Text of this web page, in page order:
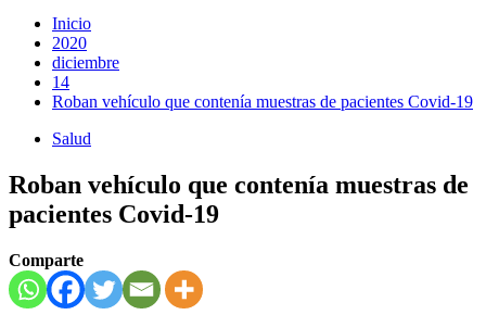
Inicio
2020
diciembre
14
Roban vehículo que contenía muestras de pacientes Covid-19
Salud
Roban vehículo que contenía muestras de
pacientes Covid-19
Comparte